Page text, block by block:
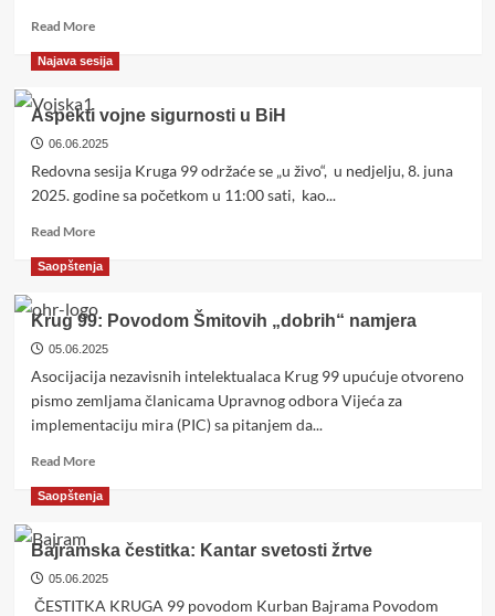
Hercegovine!
Read MoreRead
about
slabosti
dejtonskog
sistema
i
njihova
Demografski
i
ekonomski
Najava sesija
Aspekti vojne sigurnosti u BiH
06.06.2025
Redovna sesija Kruga 99 održaće se „u živo“, u nedjelju, 8. juna
2025. godine sa početkom u 11:00 sati, kao...
Read MoreRead
about
vojne
u
BiH
Saopštenja
Krug 99: Povodom Šmitovih „dobrih“ namjera
05.06.2025
Asocijacija nezavisnih intelektualaca Krug 99 upućuje otvoreno
pismo zemljama članicama Upravnog odbora Vijeća za
implementaciju mira (PIC) sa pitanjem da...
Read MoreRead
about
99:
Šmitovih
„dobrih“
Saopštenja
Bajramska čestitka: Kantar svetosti žrtve
05.06.2025
ČESTITKA KRUGA 99 povodom Kurban Bajrama Povodom